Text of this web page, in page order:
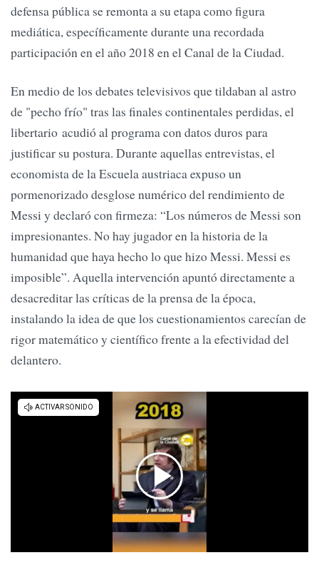
defensa pública se remonta a su etapa como figura
mediática, específicamente durante una recordada
participación en el año 2018 en el Canal de la Ciudad.
En medio de los debates televisivos que tildaban al astro
de "pecho frío" tras las finales continentales perdidas, el
libertario acudió al programa con datos duros para
justificar su postura. Durante aquellas entrevistas, el
economista de la Escuela austriaca expuso un
pormenorizado desglose numérico del rendimiento de
Messi y declaró con firmeza: “Los números de Messi son
impresionantes. No hay jugador en la historia de la
humanidad que haya hecho lo que hizo Messi. Messi es
imposible”. Aquella intervención apuntó directamente a
desacreditar las críticas de la prensa de la época,
instalando la idea de que los cuestionamientos carecían de
rigor matemático y científico frente a la efectividad del
delantero.